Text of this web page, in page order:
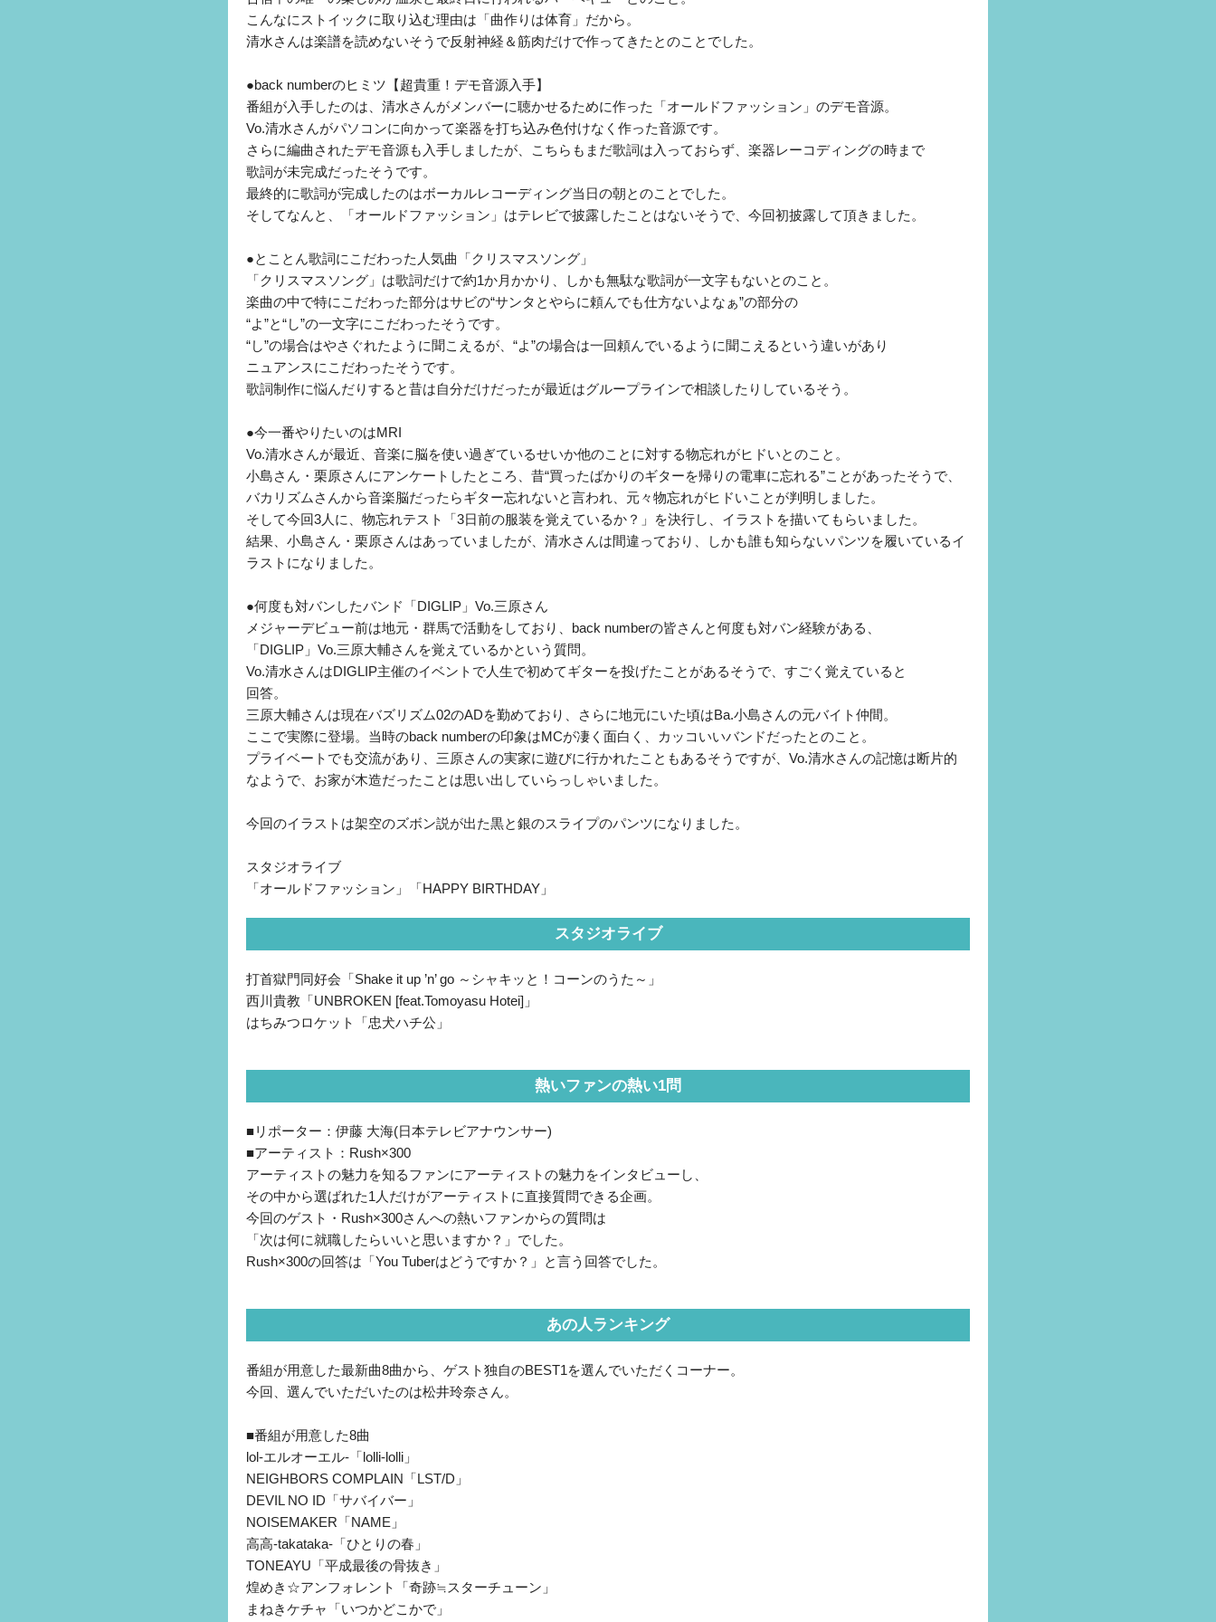
こんなにストイックに取り込む理由は「曲作りは体育」だから。
清水さんは楽譜を読めないそうで反射神経＆筋肉だけで作ってきたとのことでした。
●back numberのヒミツ【超貴重！デモ音源入手】
番組が入手したのは、清水さんがメンバーに聴かせるために作った「オールドファッション」のデモ音源。
Vo.清水さんがパソコンに向かって楽器を打ち込み色付けなく作った音源です。
さらに編曲されたデモ音源も入手しましたが、こちらもまだ歌詞は入っておらず、楽器レーコディングの時まで
歌詞が未完成だったそうです。
最終的に歌詞が完成したのはボーカルレコーディング当日の朝とのことでした。
そしてなんと、「オールドファッション」はテレビで披露したことはないそうで、今回初披露して頂きました。
●とことん歌詞にこだわった人気曲「クリスマスソング」
「クリスマスソング」は歌詞だけで約1か月かかり、しかも無駄な歌詞が一文字もないとのこと。
楽曲の中で特にこだわった部分はサビの“サンタとやらに頼んでも仕方ないよなぁ”の部分の
“よ”と“し”の一文字にこだわったそうです。
“し”の場合はやさぐれたように聞こえるが、“よ”の場合は一回頼んでいるように聞こえるという違いがあり
ニュアンスにこだわったそうです。
歌詞制作に悩んだりすると昔は自分だけだったが最近はグループラインで相談したりしているそう。
●今一番やりたいのはMRI
Vo.清水さんが最近、音楽に脳を使い過ぎているせいか他のことに対する物忘れがヒドいとのこと。
小島さん・栗原さんにアンケートしたところ、昔“買ったばかりのギターを帰りの電車に忘れる”ことがあったそうで、
バカリズムさんから音楽脳だったらギター忘れないと言われ、元々物忘れがヒドいことが判明しました。
そして今回3人に、物忘れテスト「3日前の服装を覚えているか？」を決行し、イラストを描いてもらいました。
結果、小島さん・栗原さんはあっていましたが、清水さんは間違っており、しかも誰も知らないパンツを履いているイ
ラストになりました。
●何度も対バンしたバンド「DIGLIP」Vo.三原さん
メジャーデビュー前は地元・群馬で活動をしており、back numberの皆さんと何度も対バン経験がある、
「DIGLIP」Vo.三原大輔さんを覚えているかという質問。
Vo.清水さんはDIGLIP主催のイベントで人生で初めてギターを投げたことがあるそうで、すごく覚えていると
回答。
三原大輔さんは現在バズリズム02のADを勤めており、さらに地元にいた頃はBa.小島さんの元バイト仲間。
ここで実際に登場。当時のback numberの印象はMCが凄く面白く、カッコいいバンドだったとのこと。
プライベートでも交流があり、三原さんの実家に遊びに行かれたこともあるそうですが、Vo.清水さんの記憶は断片的
なようで、お家が木造だったことは思い出していらっしゃいました。
今回のイラストは架空のズボン説が出た黒と銀のスライプのパンツになりました。
スタジオライブ
「オールドファッション」「HAPPY BIRTHDAY」
スタジオライブ
打首獄門同好会「Shake it up ’n’ go ～シャキッと！コーンのうた～」
西川貴教「UNBROKEN [feat.Tomoyasu Hotei]」
はちみつロケット「忠犬ハチ公」
熱いファンの熱い1問
■リポーター：伊藤 大海(日本テレビアナウンサー)
■アーティスト：Rush×300
アーティストの魅力を知るファンにアーティストの魅力をインタビューし、
その中から選ばれた1人だけがアーティストに直接質問できる企画。
今回のゲスト・Rush×300さんへの熱いファンからの質問は
「次は何に就職したらいいと思いますか？」でした。
Rush×300の回答は「You Tuberはどうですか？」と言う回答でした。
あの人ランキング
番組が用意した最新曲8曲から、ゲスト独自のBEST1を選んでいただくコーナー。
今回、選んでいただいたのは松井玲奈さん。
■番組が用意した8曲
lol-エルオーエル-「lolli-lolli」
NEIGHBORS COMPLAIN「LST/D」
DEVIL NO ID「サバイバー」
NOISEMAKER「NAME」
高高-takataka-「ひとりの春」
TONEAYU「平成最後の骨抜き」
煌めき☆アンフォレント「奇跡≒スターチューン」
まねきケチャ「いつかどこかで」